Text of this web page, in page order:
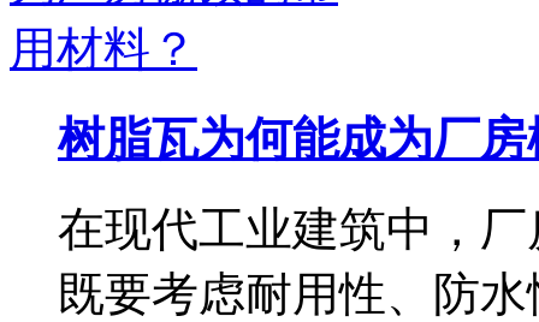
树脂瓦为何能成为厂
在现代工业建筑中，
既要考虑耐用性、防